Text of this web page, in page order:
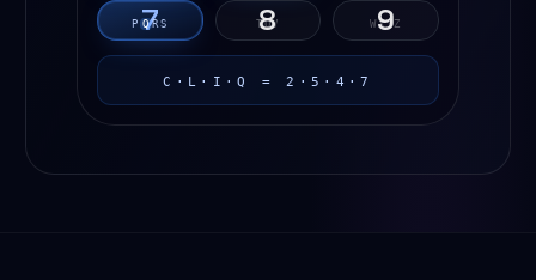
7
P Q RS 8
TUV 9
WXYZ
C·L·I·Q = 2·5·4·7